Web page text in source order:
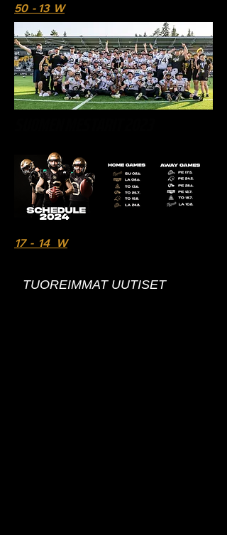
50 - 13 W
17 - 14 W
TUOREIMMAT UUTISET